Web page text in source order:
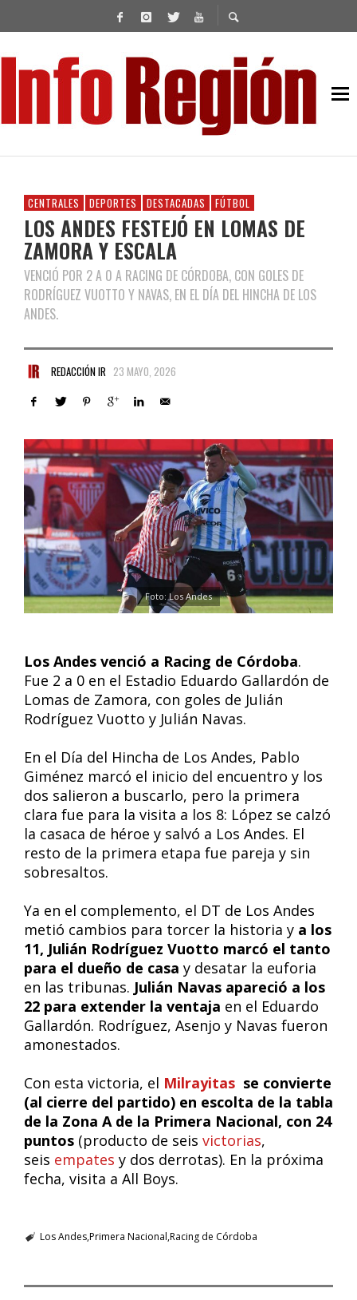
CENTRALES DEPORTES DESTACADAS FÚTBOL
LOS ANDES FESTEJÓ EN LOMAS DE
ZAMORA Y ESCALA
VENCIÓ POR 2 A 0 A RACING DE CÓRDOBA, CON GOLES DE
RODRÍGUEZ VUOTTO Y NAVAS, EN EL DÍA DEL HINCHA DE LOS
ANDES.
REDACCIÓN IR 23 MAYO, 2026
Foto: Los Andes
Los Andes venció a Racing de Córdoba.
Fue 2 a 0 en el Estadio Eduardo Gallardón de
Lomas de Zamora, con goles de Julián
Rodríguez Vuotto y Julián Navas.
En el Día del Hincha de Los Andes, Pablo
Giménez marcó el inicio del encuentro y los
dos salieron a buscarlo, pero la primera
clara fue para la visita a los 8: López se calzó
la casaca de héroe y salvó a Los Andes. El
resto de la primera etapa fue pareja y sin
sobresaltos.
Ya en el complemento, el DT de Los Andes
metió cambios para torcer la historia y a los
11, Julián Rodríguez Vuotto marcó el tanto
para el dueño de casa y desatar la euforia
en las tribunas. Julián Navas apareció a los
22 para extender la ventaja en el Eduardo
Gallardón. Rodríguez, Asenjo y Navas fueron
amonestados.
Con esta victoria, el Milrayitas se convierte
(al cierre del partido) en escolta de la tabla
de la Zona A de la Primera Nacional, con 24
puntos (producto de seis victorias,
seis empates y dos derrotas). En la próxima
fecha, visita a All Boys.
Los AndesPrimera Nacional Racing de Córdoba